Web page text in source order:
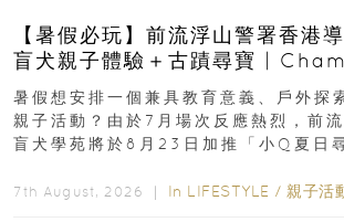
【暑假必玩】前流浮山警署香港
盲犬親子體驗＋古蹟尋寶 |
組免費名額
暑假想安排一個兼具教育意義、戶外探
親子活動？由於7月場次反應熱烈，前
盲犬學苑將於8月23日加推「小Q夏日
7th August, 2026 ｜ In LIFESTYLE / 親子活